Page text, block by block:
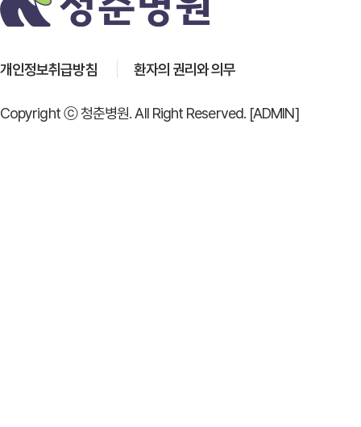
개인정보취급방침 환자의 권리와 의무
Copyright ⓒ 청춘병원. All Right Reserved. [ADMIN]